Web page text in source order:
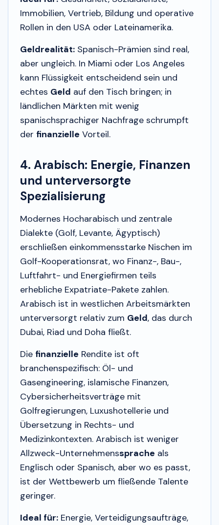
Immobilien, Vertrieb, Bildung und operative
Rollen in den USA oder Lateinamerika.
Geldrealität: Spanisch-Prämien sind real,
aber ungleich. In Miami oder Los Angeles
kann Flüssigkeit entscheidend sein und
echtes Geld auf den Tisch bringen; in
ländlichen Märkten mit wenig
spanischsprachiger Nachfrage schrumpft
der finanzielle Vorteil.
4. Arabisch: Energie, Finanzen
und unterversorgte
Spezialisierung
Modernes Hocharabisch und zentrale
Dialekte (Golf, Levante, Ägyptisch)
erschließen einkommensstarke Nischen im
Golf-Kooperationsrat, wo Finanz-, Bau-,
Luftfahrt- und Energiefirmen teils
erhebliche Expatriate-Pakete zahlen.
Arabisch ist in westlichen Arbeitsmärkten
unterversorgt relativ zum Geld, das durch
Dubai, Riad und Doha fließt.
Die finanzielle Rendite ist oft
branchenspezifisch: Öl- und
Gasengineering, islamische Finanzen,
Cybersicherheitsverträge mit
Golfregierungen, Luxushotellerie und
Übersetzung in Rechts- und
Medizinkontexten. Arabisch ist weniger
Allzweck-Unternehmenssprache als
Englisch oder Spanisch, aber wo es passt,
ist der Wettbewerb um fließende Talente
geringer.
Ideal für: Energie, Verteidigungsaufträge,